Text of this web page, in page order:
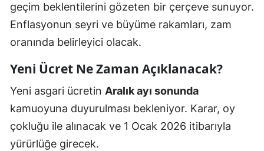
geçim beklentilerini gözeten bir çerçeve sunuyor.
Enflasyonun seyri ve büyüme rakamları, zam
oranında belirleyici olacak.
Yeni Ücret Ne Zaman Açıklanacak?
Yeni asgari ücretin Aralık ayı sonunda
kamuoyuna duyurulması bekleniyor. Karar, oy
çokluğu ile alınacak ve 1 Ocak 2026 itibarıyla
yürürlüğe girecek.